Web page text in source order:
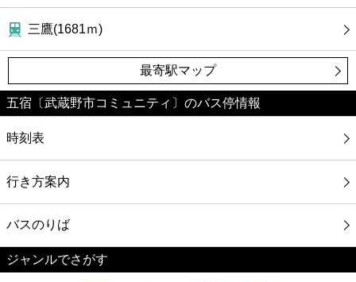
三鷹(1681ｍ)
最寄駅マップ
五宿〔武蔵野市コミュニティ〕のバス停情報
時刻表
行き方案内
バスのりば
ジャンルでさがす